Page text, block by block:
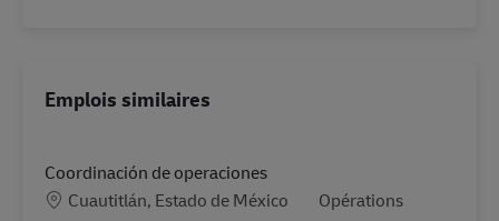
Emplois similaires
Coordinación de operaciones
LieuCuautitlán, Estado de México Catégorie
Opérations